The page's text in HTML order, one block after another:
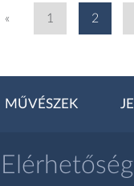
« 1 2
MŰVÉSZEK